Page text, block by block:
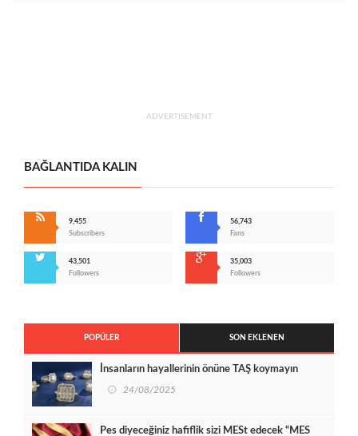
ADVERTISEMENT
BAĞLANTIDA KALIN
9,455
Subscribers
56,743
Fans
43,501
Followers
35,003
Followers
POPÜLER SON EKLENEN
İnsanların hayallerinin önüne TAŞ koymayın
24/08/2025
Pes diyeceğiniz hafiflik sizi MESt edecek “MES